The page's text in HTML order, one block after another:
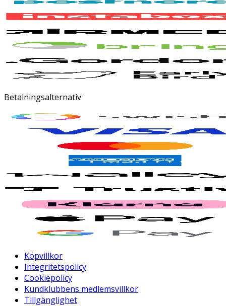
Betalningsalternativ
Köpvillkor
Integritetspolicy
Cookiepolicy
Kundklubbens medlemsvillkor
Tillgänglighet